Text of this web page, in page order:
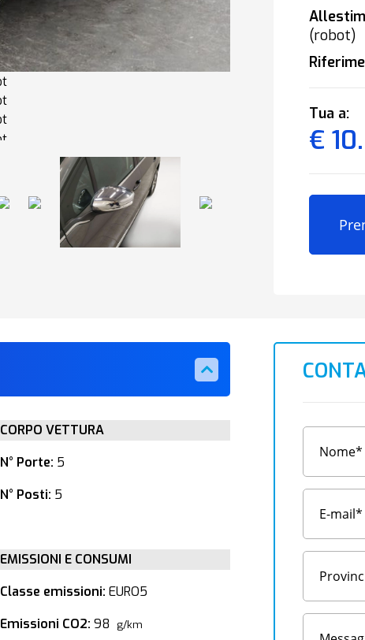
(robot)
Tua a:
€
CORPO VETTURA
N° Porte: 5
N° Posti: 5
EMISSIONI E CONSUMI
Classe emissioni: EURO5
Emissioni CO2: 98 g/km